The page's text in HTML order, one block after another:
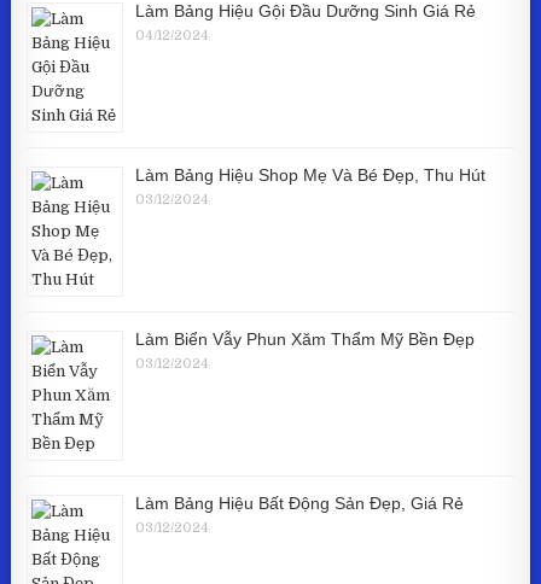
Làm Bảng Hiệu Gội Đầu Dưỡng Sinh Giá Rẻ
04/12/2024
Làm Bảng Hiệu Shop Mẹ Và Bé Đẹp, Thu Hút
03/12/2024
Làm Biển Vẫy Phun Xăm Thẩm Mỹ Bền Đẹp
03/12/2024
Làm Bảng Hiệu Bất Động Sản Đẹp, Giá Rẻ
03/12/2024